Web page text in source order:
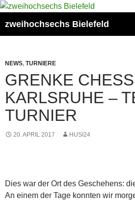
Zum
springen
zweihochsechs Bielefeld
NEWS, TURNIERE
GRENKE
KARLSRUHE –
TURNIER
20. APRIL 2017 HUSI24
Dies war der Ort des Geschehens:
An einem der Tage konnten wir